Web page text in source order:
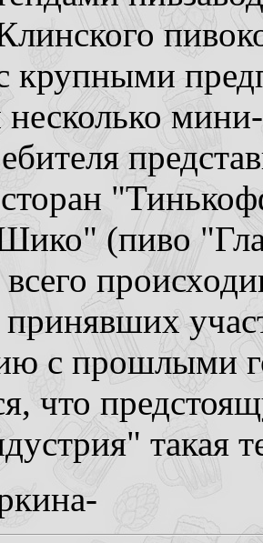
крупными
несколько
(пиво
принявших
с прошлыми
что
такая